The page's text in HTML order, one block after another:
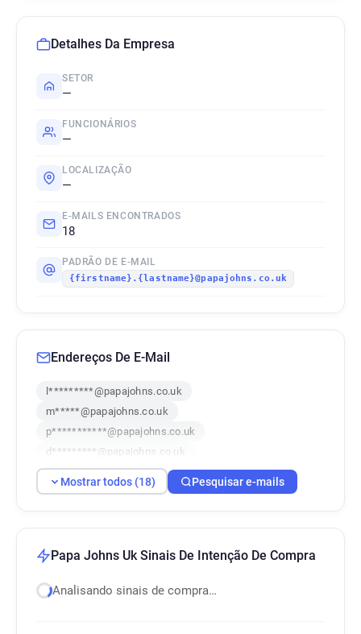
Detalhes Da Empresa
SETOR
—
FUNCIONÁRIOS
—
LOCALIZAÇÃO
—
E-MAILS ENCONTRADOS
18
PADRÃO DE E-MAIL
{firstname}.{lastname}@papajohns.co.uk
Endereços De E-Mail
l*********@papajohns.co.uk
m*****@papajohns.co.uk
p***********@papajohns.co.uk
d*********@papajohns.co.uk
w*****@papajohns.co.uk
g************@papajohns.co.uk
s*****@papajohns.co.uk
d*******@papajohns.co.uk
Mostrar todos (18) Pesquisar e-mails
Papa Johns Uk Sinais De Intenção De Compra
Analisando sinais de compra…